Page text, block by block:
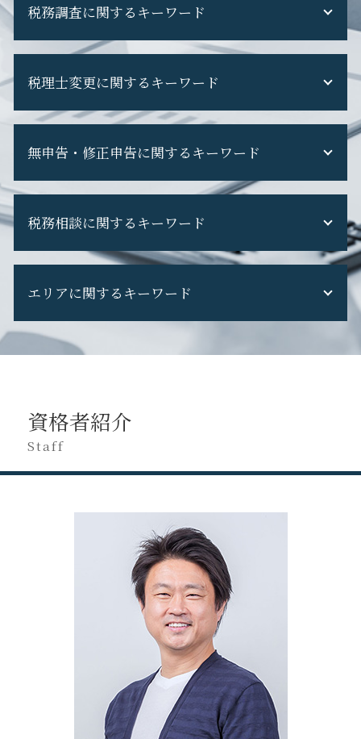
税務調査に関するキーワード
税務調査 税理士 なし
税務調査 断れる
税務調査 怖い
税務調査 立会い
税務調査 期間
税務調査 選ばれる 理由
税務調査 対応
税務調査 重加算税
税務調査 通知 来た
税務調査 流れ
税務調査 当日
税務調査 追徴課税
税務調査 修正申告 断る
税理士変更に関するキーワード
税理士 を 変え たい
税理士交代時 注意点
税理士 を 変える 時
税理士 を 変える
税理士変更 タイミング
税理士交代時 手続き
税理士交代 契約内容
税理士交代 注意点
税理士 担当 変わる
税理士 を 変える デメリット
税理士交代 書類 回収
税理士 変える 理由
税理士変更 電子申告
無申告・修正申告に関するキーワード
申告漏れ 発覚
修正申告 ペナルティ
修正申告 やり方
無申告 税理士
確定申告 忘れた
副業 無申告
無申告 バレる
修正申告 自分で
申告漏れ バレる
無申告加算税 計算
修正申告 税理士 費用
確定申告 してない
税務相談に関するキーワード
税務調査 法人
税務調査 立会い
税務申告
税務申告 決算確定日
税務申告 法人 やり方
税務調査 時期
税務調査 対応
税務調査 対策
税理士 税務相談とは
税務相談 独占業務
税務調査 対象期間
エリアに関するキーワード
府中市 税務相談
立川市 経営コンサル
立川市 税務申告
八王子市 税務申告
八王子市 税務相談
八王子市 経営コンサル
日野市 経営コンサル
府中市 税務調査 対応
八王子市 税務調査 対応
八王子市 事業計画
立川市 税理士変更
資格者紹介
Staff